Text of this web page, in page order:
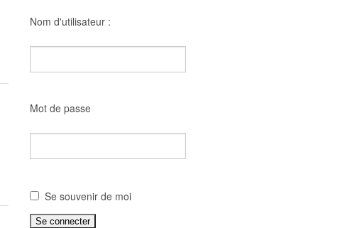
Nom d'utilisateur :
Mot de passe
Se souvenir de moi